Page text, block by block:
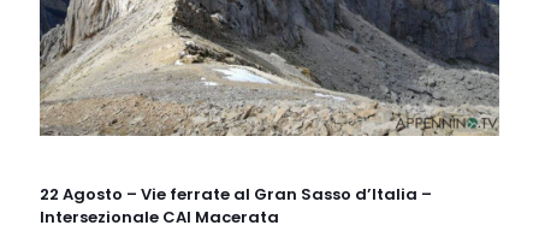
22 Agosto – Vie ferrate al Gran Sasso d’Italia –
Intersezionale CAI Macerata